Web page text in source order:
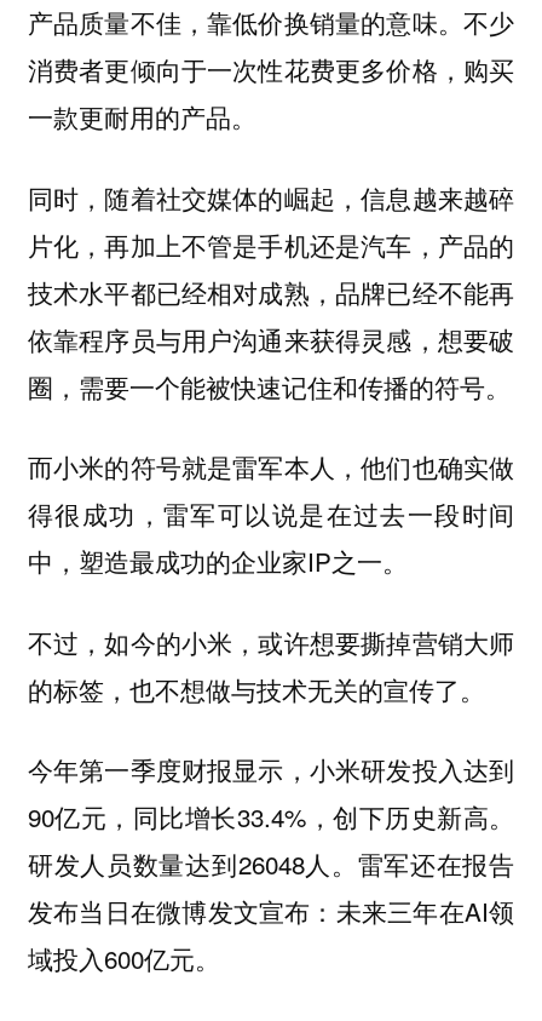
产品质量不佳，靠低价换销量的意味。不少
消费者更倾向于一次性花费更多价格，购买
一款更耐用的产品。
同时，随着社交媒体的崛起，信息越来越碎
片化，再加上不管是手机还是汽车，产品的
技术水平都已经相对成熟，品牌已经不能再
依靠程序员与用户沟通来获得灵感，想要破
圈，需要一个能被快速记住和传播的符号。
而小米的符号就是雷军本人，他们也确实做
得很成功，雷军可以说是在过去一段时间
中，塑造最成功的企业家IP之一。
不过，如今的小米，或许想要撕掉营销大师
的标签，也不想做与技术无关的宣传了。
今年第一季度财报显示，小米研发投入达到
90亿元，同比增长33.4%，创下历史新高。
研发人员数量达到26048人。雷军还在报告
发布当日在微博发文宣布：未来三年在AI领
域投入600亿元。